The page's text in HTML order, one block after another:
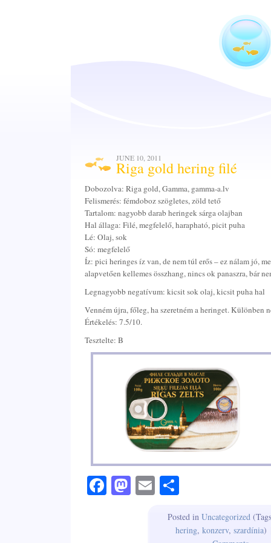
JUNE 10, 2011
Riga gold hering filé
Dobozolva: Riga gold, Gamma, gamma-a.lv
Felismerés: fémdoboz szögletes, zöld tető
Tartalom: nagyobb darab heringek sárga olajban
Hal állaga: Filé, megfelelő, harapható, picit puha
Lé: Olaj, sok
Só: megfelelő
Íz: pici heringes íz van, de nem túl erős – ez nálam jó,
alapvetően kellemes összhang, nincs ok panaszra, bár
Legnagyobb negatívum: kicsit sok olaj, kicsit puha hal
Venném újra, főleg, ha szeretném a heringet. Különben
Értékelés: 7.5/10.
Tesztelte: B
Facebook
Mastodon
EmailShare
Posted in Uncategorized
hering, konzerv, szardínia)